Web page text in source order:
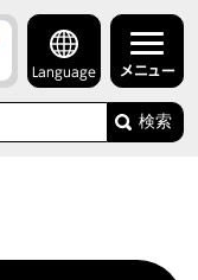
Language メニュー
検索